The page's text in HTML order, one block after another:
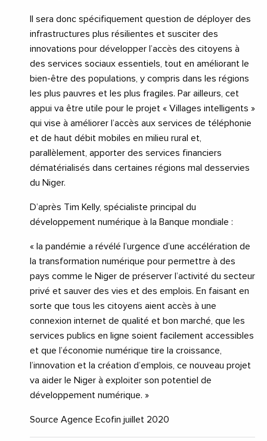
Il sera donc spécifiquement question de déployer des
infrastructures plus résilientes et susciter des
innovations pour développer l’accès des citoyens à
des services sociaux essentiels, tout en améliorant le
bien-être des populations, y compris dans les régions
les plus pauvres et les plus fragiles. Par ailleurs, cet
appui va être utile pour le projet « Villages intelligents »
qui vise à améliorer l’accès aux services de téléphonie
et de haut débit mobiles en milieu rural et,
parallèlement, apporter des services financiers
dématérialisés dans certaines régions mal desservies
du Niger.
D’après Tim Kelly, spécialiste principal du
développement numérique à la Banque mondiale :
« la pandémie a révélé l’urgence d’une accélération de
la transformation numérique pour permettre à des
pays comme le Niger de préserver l’activité du secteur
privé et sauver des vies et des emplois. En faisant en
sorte que tous les citoyens aient accès à une
connexion internet de qualité et bon marché, que les
services publics en ligne soient facilement accessibles
et que l’économie numérique tire la croissance,
l’innovation et la création d’emplois, ce nouveau projet
va aider le Niger à exploiter son potentiel de
développement numérique. »
Source Agence Ecofin juillet 2020